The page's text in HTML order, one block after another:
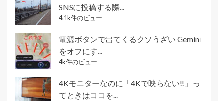
SNSに投稿する際...
4.1k件のビュー
電源ボタンで出てくるクソうざい Gemini
をオフにす...
4k件のビュー
4Kモニターなのに「4Kで映らない!!」っ
てときはココを...